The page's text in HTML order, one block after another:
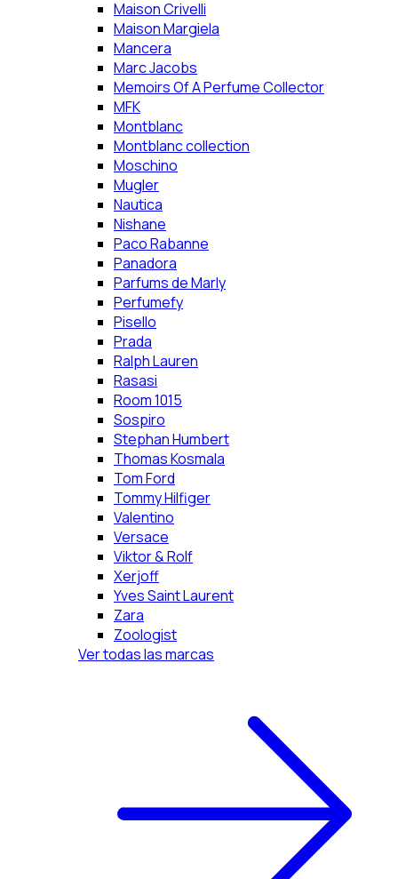
Maison Crivelli
Maison Margiela
Mancera
Marc Jacobs
Memoirs Of A Perfume Collector
MFK
Montblanc
Montblanc collection
Moschino
Mugler
Nautica
Nishane
Paco Rabanne
Panadora
Parfums de Marly
Perfumefy
Pisello
Prada
Ralph Lauren
Rasasi
Room 1015
Sospiro
Stephan Humbert
Thomas Kosmala
Tom Ford
Tommy Hilfiger
Valentino
Versace
Viktor & Rolf
Xerjoff
Yves Saint Laurent
Zara
Zoologist
Ver todas las marcas